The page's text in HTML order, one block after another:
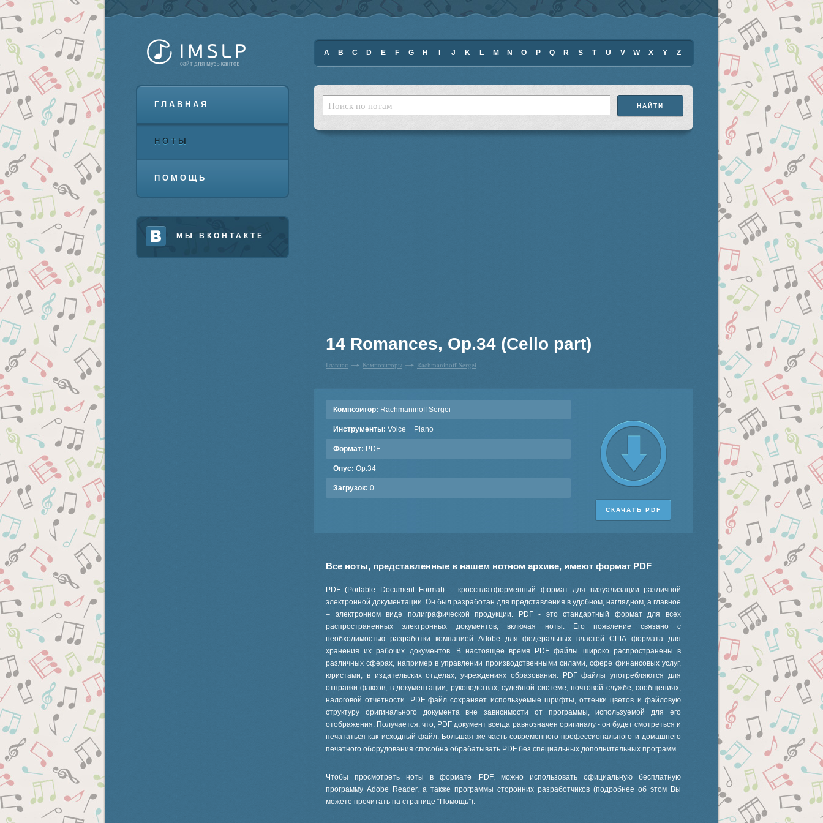
ГЛАВНАЯ
НОТЫ
ПОМОЩЬ
МЫ ВКОНТАКТЕ
A B C D E F G H J K L M N O P Q R S T U V W X Y Z
14 Romances, Op.34 (Cello part)
Главная Композиторы Rachmaninoff Sergei
Композитор: Rachmaninoff Sergei
Инструменты: Voice + Piano
Формат: PDF
Опус: Op.34
Загрузок: 0
СКАЧАТЬ PDF
Все ноты, представленные в нашем нотном архиве, имеют формат PDF
PDF (Portable Document Format) – кроссплатформенный формат для визуализации различной
электронной документации. Он был разработан для представления в удобном, наглядном, а главное
– электронном виде полиграфической продукции. PDF - это стандартный формат для всех
распространенных электронных документов, включая ноты. Его появление связано с
необходимостью разработки компанией Adobe для федеральных властей США формата для
хранения их рабочих документов. В настоящее время PDF файлы широко распространены в
различных сферах, например в управлении производственными силами, сфере финансовых услуг,
юристами, в издательских отделах, учреждениях образования. PDF файлы употребляются для
отправки факсов, в документации, руководствах, судебной системе, почтовой службе, сообщениях,
налоговой отчетности. PDF файл сохраняет используемые шрифты, оттенки цветов и файловую
структуру оригинального документа вне зависимости от программы, используемой для его
отображения. Получается, что, PDF документ всегда равнозначен оригиналу - он будет смотреться и
печататься как исходный файл. Большая же часть современного профессионального и домашнего
печатного оборудования способна обрабатывать PDF без специальных дополнительных программ.
Чтобы просмотреть ноты в формате .PDF, можно использовать официальную бесплатную
программу Adobe Reader, а также программы сторонних разработчиков (подробнее об этом Вы
можете прочитать на странице “Помощь”).